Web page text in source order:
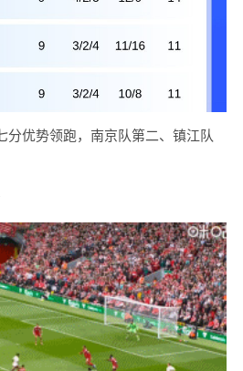
分优势领跑，南京队第二、镇江队